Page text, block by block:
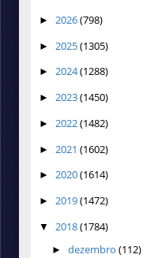
► 2026(798)
► 2025(1305)
► 2024(1288)
► 2023(1450)
► 2022(1482)
► 2021 (1602)
► 2020(1614)
► 2019(1472)
▼ 2018(1784)
► dezembro (112)